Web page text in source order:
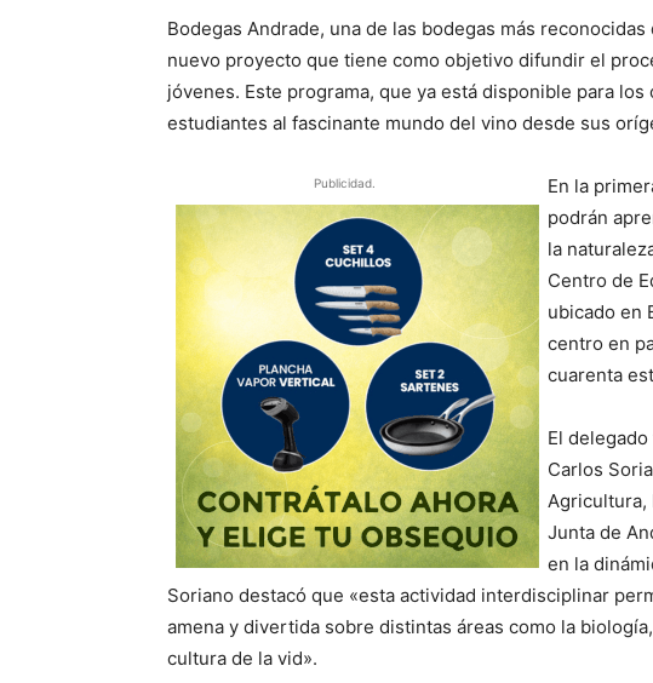
Bodegas Andrade, una de las bodegas más
nuevo proyecto que tiene como objetivo difundir el
jóvenes. Este programa, que ya está disponible para
estudiantes al fascinante mundo del vino desde sus
Publicidad.
En la
podrán
la
Centro de
ubicado en
centro en
cuarenta
El
Carlos
Agricultura,
Junta de
en la
Soriano destacó que «esta actividad interdisciplinar
amena y divertida sobre distintas áreas como la
cultura de la vid».